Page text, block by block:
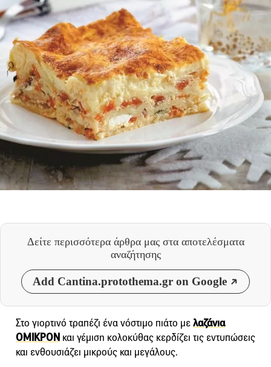
Δείτε περισσότερα άρθρα μας στα αποτελέσματα
αναζήτησης
Add Cantina.protothema.gr on Google
Στο γιορτινό τραπέζι ένα νόστιμο πιάτο μελαζάνια
ΟΜΙΚΡΟΝ και γέμιση κολοκύθας κερδίζει τις εντυπώσεις
και ενθουσιάζει μικρούς και μεγάλους.